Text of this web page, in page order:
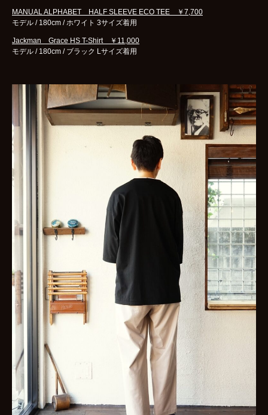
MANUAL ALPHABET HALF SLEEVE ECO TEE ￥7,700
モデル / 180cm / ホワイト 3サイズ着用
Jackman Grace HS T-Shirt ￥11,000
モデル / 180cm / ブラック Lサイズ着用